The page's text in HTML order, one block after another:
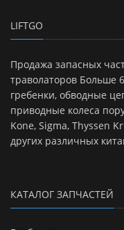
LIFTGO
Продажа запасных
траволаторов Больше
гребенки, обводные
приводные колеса
Kone, Sigma, Thyssen
других различных
КАТАЛОГ ЗАПЧАСТЕЙ